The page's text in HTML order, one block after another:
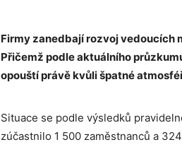
Firmy zanedbají rozvoj vedoucích
Přičemž podle aktuálního
opouští právě kvůli špatné
Situace se podle výsledků
zúčastnilo 1 500 zaměstnanců a